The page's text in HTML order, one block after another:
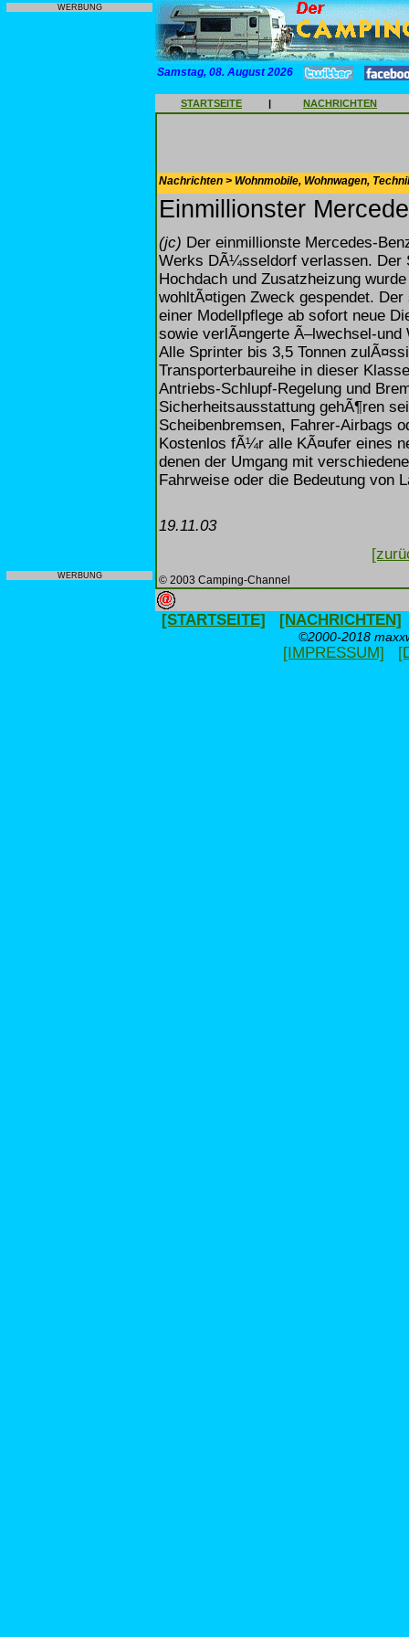
WERBUNG
WERBUNG
Samstag, 08. August 2026
STARTSEITE | NACHRICHTEN
Nachrichten > Wohnmobile, Wohnwagen,
Einmillionster
(jc) Der einmillionste Mercedes-
Werks DÃ¼sseldorf verlassen. Der
Hochdach und Zusatzheizung
wohltÃ¤tigen Zweck gespendet.
einer Modellpflege ab sofort neue
sowie verlÃ¤ngerte Ã–lwechsel-und
Alle Sprinter bis 3,5 Tonnen
Transporterbaureihe in dieser
Antriebs-Schlupf-Regelung und
Sicherheitsausstattung gehÃ¶ren
Scheibenbremsen, Fahrer-Airbags
Kostenlos fÃ¼r alle KÃ¤ufer eines
denen der Umgang mit
Fahrweise oder die Bedeutung von
19.11.03
© 2003 Camping-Channel
[STARTSEITE] [NACHRICHTEN]
©2000-2018
[IMPRESSUM]